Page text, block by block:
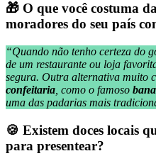
🎁 O que você costuma
moradores do seu país
“Quando não tenho certeza do
de um restaurante ou loja
segura. Outra alternativa muito
confeitaria , como o famoso
uma das padarias mais
🍪 Existem doces locais
para presentear?